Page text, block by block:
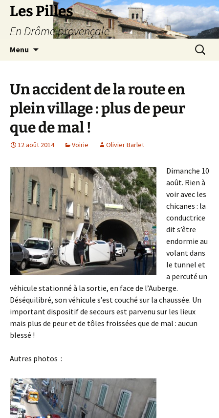
Les Pilles
En Drôme provençale
Menu
Un accident de la route en
plein village : plus de peur
que de mal !
12 août 2014 Voirie Olivier Barlet
Dimanche 10
août. Rien à
voir avec les
chicanes : la
conductrice
dit s’être
endormie au
volant dans
le tunnel et
a percuté un
véhicule stationné à la sortie, en face de l’Auberge.
Déséquilibré, son véhicule s’est couché sur la chaussée. Un
important dispositif de secours est parvenu sur les lieux
mais plus de peur et de tôles froissées que de mal : aucun
blessé !
Autres photos :